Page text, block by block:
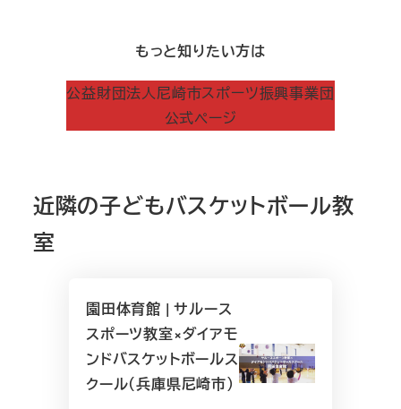
もっと知りたい方は
公益財団法人尼崎市スポーツ振興事業団
公式ページ
近隣の子どもバスケットボール教
室
園田体育館 | サルース
スポーツ教室×ダイアモ
ンドバスケットボールス
クール（兵庫県尼崎市）